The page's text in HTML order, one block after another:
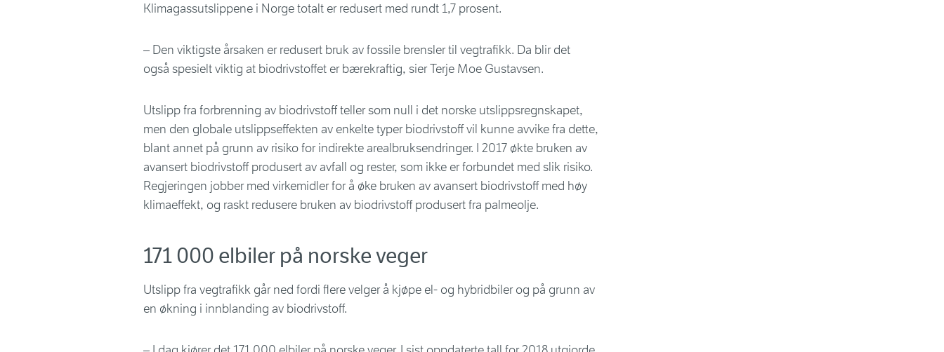
Klimagassutslippene i Norge totalt er redusert med rundt 1,7 prosent.
– Den viktigste årsaken er redusert bruk av fossile brensler til vegtrafikk. Da blir det
også spesielt viktig at biodrivstoffet er bærekraftig, sier Terje Moe Gustavsen.
Utslipp fra forbrenning av biodrivstoff teller som null i det norske utslippsregnskapet,
men den globale utslippseffekten av enkelte typer biodrivstoff vil kunne avvike fra dette,
blant annet på grunn av risiko for indirekte arealbruksendringer. I 2017 økte bruken av
avansert biodrivstoff produsert av avfall og rester, som ikke er forbundet med slik risiko.
Regjeringen jobber med virkemidler for å øke bruken av avansert biodrivstoff med høy
klimaeffekt, og raskt redusere bruken av biodrivstoff produsert fra palmeolje.
171 000 elbiler på norske veger
Utslipp fra vegtrafikk går ned fordi flere velger å kjøpe el- og hybridbiler og på grunn av
en økning i innblanding av biodrivstoff.